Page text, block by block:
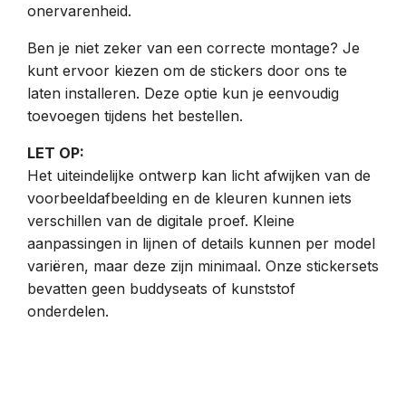
onervarenheid.
Ben je niet zeker van een correcte montage? Je
kunt ervoor kiezen om de stickers door ons te
laten installeren. Deze optie kun je eenvoudig
toevoegen tijdens het bestellen.
LET OP:
Het uiteindelijke ontwerp kan licht afwijken van de
voorbeeldafbeelding en de kleuren kunnen iets
verschillen van de digitale proef. Kleine
aanpassingen in lijnen of details kunnen per model
variëren, maar deze zijn minimaal. Onze stickersets
bevatten geen buddyseats of kunststof
onderdelen.